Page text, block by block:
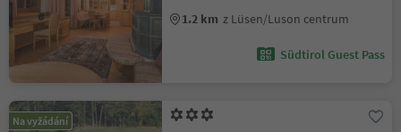
1.2 km z Lüsen/Luson centrum
Südtirol Guest Pass
Na vyžádání